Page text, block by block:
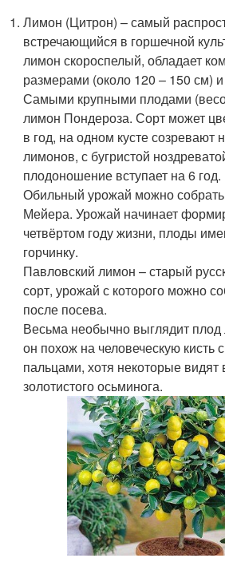
Лимон (Цитрон) – самый
встречающийся в горшечной
лимон скороспелый, обладает
размерами (около 120 – 150 см)
Самыми крупными плодами
лимон Пондероза. Сорт может
в год, на одном кусте созревают
лимонов, с бугристой
плодоношение вступает на 6 год.
Обильный урожай можно собрать
Мейера. Урожай начинает
четвёртом году жизни, плоды
горчинку.
Павловский лимон – старый
сорт, урожай с которого можно
после посева.
Весьма необычно выглядит
он похож на человеческую кисть
пальцами, хотя некоторые
золотистого осьминога.